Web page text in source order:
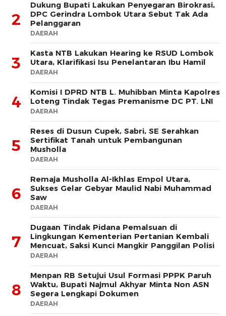
2
Dukung Bupati Lakukan Penyegaran Birokrasi,
DPC Gerindra Lombok Utara Sebut Tak Ada
Pelanggaran
DAERAH
3
Kasta NTB Lakukan Hearing ke RSUD Lombok
Utara, Klarifikasi Isu Penelantaran Ibu Hamil
DAERAH
4
Komisi I DPRD NTB L. Muhibban Minta Kapolres
Loteng Tindak Tegas Premanisme DC PT. LNI
DAERAH
5
Reses di Dusun Cupek, Sabri, SE Serahkan
Sertifikat Tanah untuk Pembangunan
Musholla
DAERAH
6
Remaja Musholla Al-Ikhlas Empol Utara,
Sukses Gelar Gebyar Maulid Nabi Muhammad
Saw
DAERAH
7
Dugaan Tindak Pidana Pemalsuan di
Lingkungan Kementerian Pertanian Kembali
Mencuat, Saksi Kunci Mangkir Panggilan Polisi
DAERAH
8
Menpan RB Setujui Usul Formasi PPPK Paruh
Waktu, Bupati Najmul Akhyar Minta Non ASN
Segera Lengkapi Dokumen
DAERAH